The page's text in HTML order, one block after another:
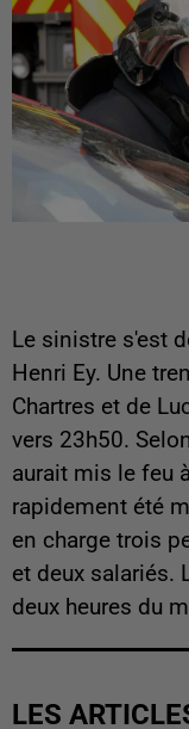
Le sinistre s'est
Henri Ey. Une
Chartres et de
vers 23h50. Selon
aurait mis le feu
rapidement été
en charge trois
et deux salariés.
deux heures du
LES